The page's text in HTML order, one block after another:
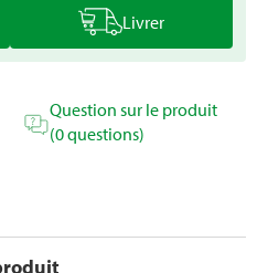
Livrer
Question sur le produit
(0 questions)